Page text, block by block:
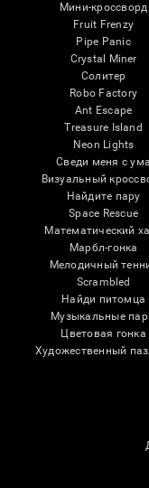
Мини-кроссворд
Fruit Frenzy
Pipe Panic
Crystal Miner
Солитер
Robo Factory
Ant Escape
Treasure Island
Neon Lights
Сведи меня с ума
Визуальный
Найдите пару
Space Rescue
Математический
Марбл-гонка
Мелодичный
Scrambled
Найди питомца
Музыкальные
Цветовая гонка
Художественный